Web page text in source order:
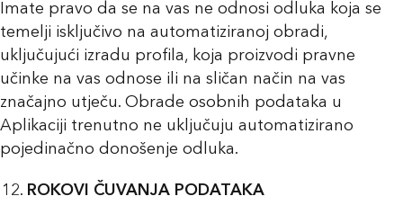
Imate pravo da se na vas ne odnosi odluka koja se
temelji isključivo na automatiziranoj obradi,
uključujući izradu profila, koja proizvodi pravne
učinke na vas odnose ili na sličan način na vas
značajno utječu. Obrade osobnih podataka u
Aplikaciji trenutno ne uključuju automatizirano
pojedinačno donošenje odluka.
ROKOVI ČUVANJA PODATAKA